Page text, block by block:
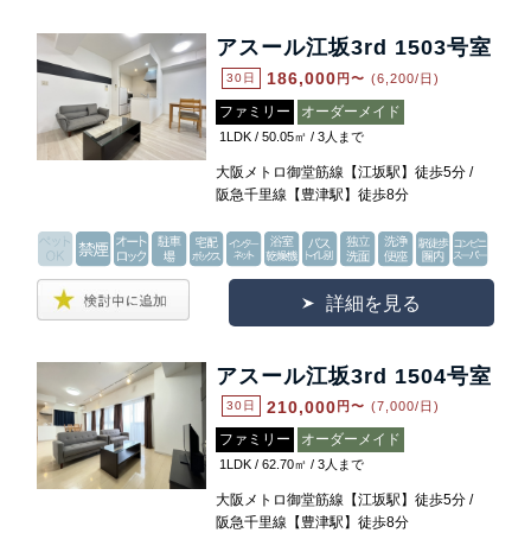
アスール江坂3rd 1503号室
30日 186,000 円〜 (6,200/日)
ファミリー オーダーメイド
1LDK / 50.05㎡ / 3人まで
大阪メトロ御堂筋線【江坂駅】徒歩5分 /
阪急千里線【豊津駅】徒歩8分
詳細を見る
アスール江坂3rd 1504号室
30日 210,000 円〜 (7,000/日)
ファミリー オーダーメイド
1LDK / 62.70㎡ / 3人まで
大阪メトロ御堂筋線【江坂駅】徒歩5分 /
阪急千里線【豊津駅】徒歩8分